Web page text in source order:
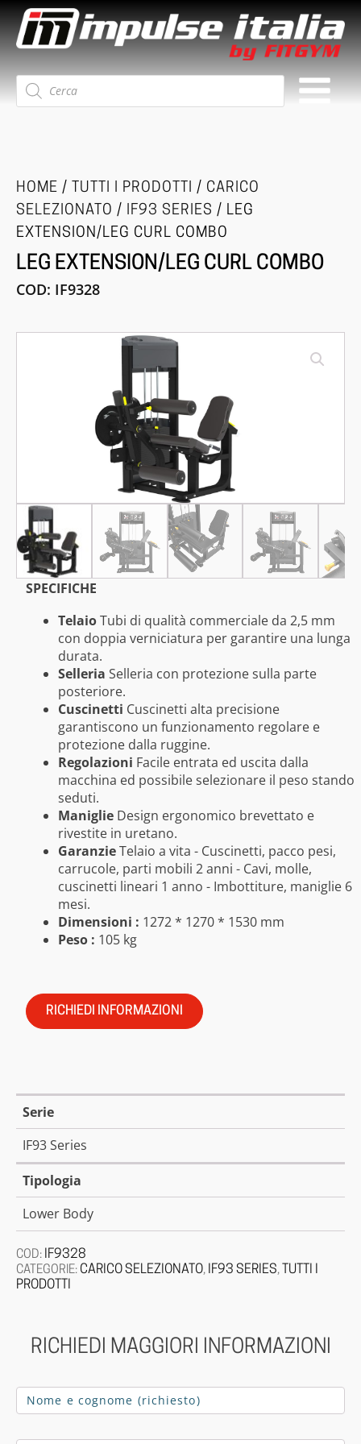
Ricerca
prodotti
HOME / TUTTI I PRODOTTI / CARICO
SELEZIONATO / IF93 SERIES / LEG
EXTENSION/LEG CURL COMBO
LEG EXTENSION/LEG CURL COMBO
COD: IF9328
SPECIFICHE
TelaioTubi di qualità commerciale da 2,5 mm
con doppia verniciatura per garantire una lunga
durata.
Selleria Selleria con protezione sulla parte
posteriore.
Cuscinetti Cuscinetti alta precisione
garantiscono un funzionamento regolare e
protezione dalla ruggine.
Regolazioni Facile entrata ed uscita dalla
macchina ed possibile selezionare il peso stando
seduti.
Maniglie Design ergonomico brevettato e
rivestite in uretano.
GaranzieTelaio a vita - Cuscinetti, pacco pesi,
carrucole, parti mobili 2 anni - Cavi, molle,
cuscinetti lineari 1 anno - Imbottiture, maniglie 6
mesi.
Dimensioni : 1272 * 1270 * 1530 mm
Peso : 105 kg
RICHIEDI INFORMAZIONI
Serie
IF93 Series
Tipologia
Lower Body
COD: IF9328
CATEGORIE: CARICO SELEZIONATO, IF93 SERIES, TUTTI I
PRODOTTI
RICHIEDI MAGGIORI INFORMAZIONI